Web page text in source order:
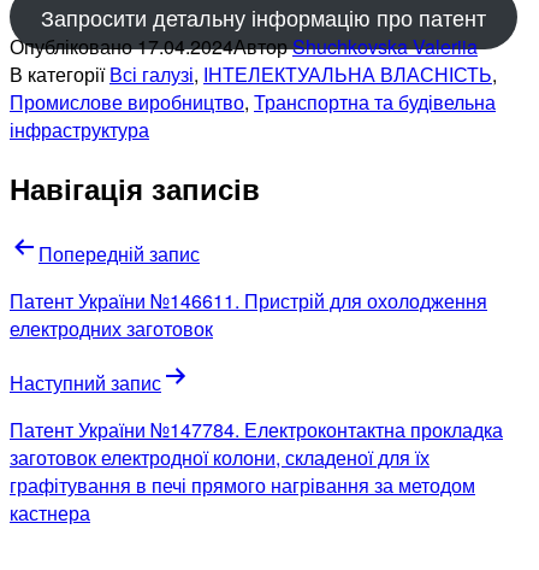
Запросити детальну інформацію про патент
Опубліковано17.04.2024АвторShuchkovska Valeriia
В категоріїВсі галузі, ІНТЕЛЕКТУАЛЬНА ВЛАСНІСТЬ,
Промислове виробництво, Транспортна та будівельна
інфраструктура
Навігація записів
Попередній запис
Патент України №146611. Пристрій для охолодження
електродних заготовок
Наступний запис
Патент України №147784. Електроконтактна прокладка
заготовок електродної колони, складеної для їх
графітування в печі прямого нагрівання за методом
кастнера